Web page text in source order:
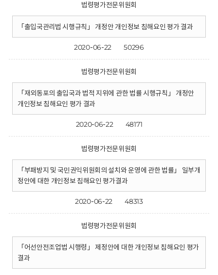
법령평가전문위원회
「출입국관리법 시행규칙」 개정안 개인정보 침해요인 평가 결과
2020-06-22 50296
법령평가전문위원회
「재외동포의 출입국과 법적 지위에 관한 법률 시행규칙」 개정안
개인정보 침해요인 평가 결과
2020-06-22 48171
법령평가전문위원회
「부패방지 및 국민권익위원회의 설치와 운영에 관한 법률」 일부개
정안에 대한 개인정보 침해요인 평가결과
2020-06-22 48313
법령평가전문위원회
「어선안전조업법 시행령」 제정안에 대한 개인정보 침해요인 평가
결과